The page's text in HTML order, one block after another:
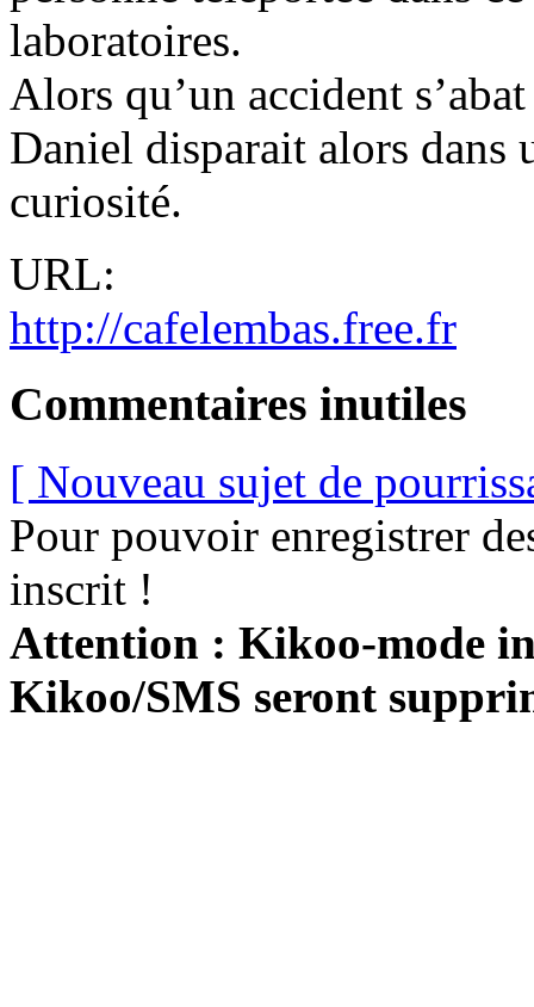
laboratoires.
Alors qu’un accident
Daniel disparait alors dans
curiosité.
URL:
http://cafelembas.free.fr
Commentaires inutiles
[ Nouveau sujet de
Pour pouvoir enregistrer
inscrit !
Attention : Kikoo-mode
Kikoo/SMS seront